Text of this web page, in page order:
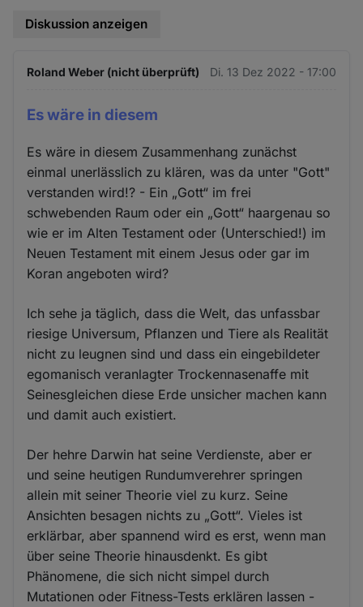
Diskussion anzeigen
Roland Weber (nicht überprüft) Di. 13 Dez 2022 - 17:00
Es wäre in diesem
Es wäre in diesem Zusammenhang zunächst
einmal unerlässlich zu klären, was da unter "Gott"
verstanden wird!? - Ein „Gott“ im frei
schwebenden Raum oder ein „Gott“ haargenau so
wie er im Alten Testament oder (Unterschied!) im
Neuen Testament mit einem Jesus oder gar im
Koran angeboten wird?
Ich sehe ja täglich, dass die Welt, das unfassbar
riesige Universum, Pflanzen und Tiere als Realität
nicht zu leugnen sind und dass ein eingebildeter
egomanisch veranlagter Trockennasenaffe mit
Seinesgleichen diese Erde unsicher machen kann
und damit auch existiert.
Der hehre Darwin hat seine Verdienste, aber er
und seine heutigen Rundumverehrer springen
allein mit seiner Theorie viel zu kurz. Seine
Ansichten besagen nichts zu „Gott“. Vieles ist
erklärbar, aber spannend wird es erst, wenn man
über seine Theorie hinausdenkt. Es gibt
Phänomene, die sich nicht simpel durch
Mutationen oder Fitness-Tests erklären lassen -